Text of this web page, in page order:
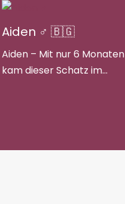
Aiden ♂ 🇧🇬
Aiden – Mit nur 6 Monaten
kam dieser Schatz im…